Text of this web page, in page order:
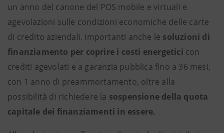
un anno del canone del POS mobile e virtuali e
agevolazioni sulle condizioni economiche delle carte
di credito aziendali. Importanti anche le soluzioni di
finanziamento per coprire i costi energetici con
crediti agevolati e a garanzia pubblica fino a 36 mesi,
con 1 anno di preammortamento, oltre alla
possibilità di richiedere la sospensione della quota
capitale dei finanziamenti in essere.